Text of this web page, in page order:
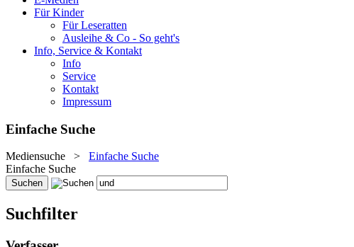
Für Kinder
Für Leseratten
Ausleihe & Co - So geht's
Info, Service & Kontakt
Info
Service
Kontakt
Impressum
Einfache Suche
Mediensuche > Einfache Suche
Einfache Suche
Suchfilter